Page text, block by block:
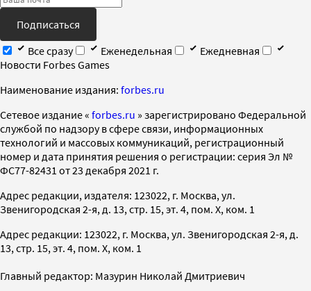
Подписаться
Все сразу
Еженедельная
Ежедневная
Новости Forbes Games
Наименование издания: forbes.ru
Cетевое издание « forbes.ru » зарегистрировано Федеральной
службой по надзору в сфере связи, информационных
технологий и массовых коммуникаций, регистрационный
номер и дата принятия решения о регистрации: серия Эл №
ФС77-82431 от 23 декабря 2021 г.
Адрес редакции, издателя: 123022, г. Москва, ул.
Звенигородская 2-я, д. 13, стр. 15, эт. 4, пом. X, ком. 1
Адрес редакции: 123022, г. Москва, ул. Звенигородская 2-я, д.
13, стр. 15, эт. 4, пом. X, ком. 1
Главный редактор: Мазурин Николай Дмитриевич